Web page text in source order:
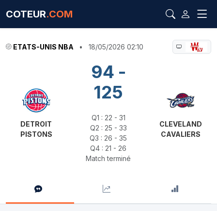
COTEUR.COM
ETATS-UNIS NBA • 18/05/2026 02:10
DETROIT
PISTONS
94 -
125
Q1 : 22 - 31
Q2 : 25 - 33
Q3 : 26 - 35
Q4 : 21 - 26
Match terminé
CLEVELAND
CAVALIERS